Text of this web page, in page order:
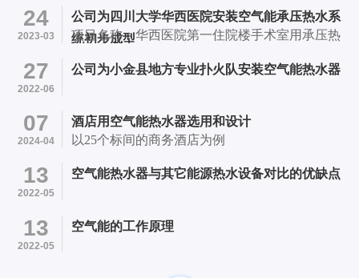
24
2023-03
公司为四川大学华西医院安装空气能承压热水系
统初步成型
项目名称：华西医院第一住院楼手术室用承压热
医院内 项目简介：采用成都市笨笨机电设备有限
公司提供的4台四季沐歌超低温空气能13P热水机
27
2022-06
公司为小金县地方专业扑火队安装空气能热水器
07
2024-04
酒店用空气能热水器选用和设计
以25个标间的商务酒店为例
13
2022-05
空气能热水器与其它能源热水设备对比的优缺点
13
2022-05
空气能的工作原理